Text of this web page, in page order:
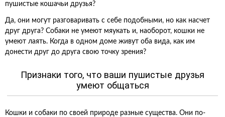
пушистые кошачьи друзья?
Да, они могут разговаривать с себе подобными, но как насчет
друг друга? Собаки не умеют мяукать и, наоборот, кошки не
умеют лаять. Когда в одном доме живут оба вида, как им
донести друг до друга свою точку зрения?
Признаки того, что ваши пушистые друзья
умеют общаться
Кошки и собаки по своей природе разные существа. Они по-